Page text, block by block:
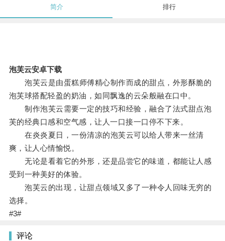
简介 排行
泡芙云安卓下载
泡芙云是由蛋糕师傅精心制作而成的甜点，外形酥脆的
泡芙球搭配轻盈的奶油，如同飘逸的云朵般融在口中。
制作泡芙云需要一定的技巧和经验，融合了法式甜点泡
芙的经典口感和空气感，让人一口接一口停不下来。
在炎炎夏日，一份清凉的泡芙云可以给人带来一丝清
爽，让人心情愉悦。
无论是看着它的外形，还是品尝它的味道，都能让人感
受到一种美好的体验。
泡芙云的出现，让甜点领域又多了一种令人回味无穷的
选择。
#3#
评论